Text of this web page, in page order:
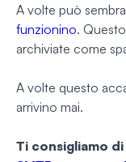
A volte può
funzionino.
archiviate come
A volte questo
arrivino mai.
Ti consigliamo di